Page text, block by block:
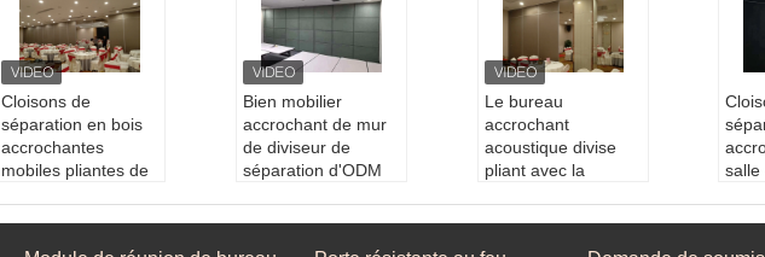
Cloisons de
séparation en bois
accrochantes
mobiles pliantes de
Bien mobilier
accrochant de mur
de diviseur de
séparation d'ODM
Le bureau
accrochant
acoustique divise
pliant avec la
salle